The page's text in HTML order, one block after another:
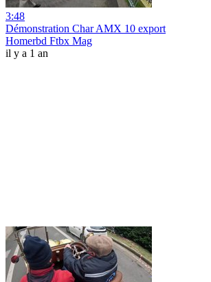
3:48
Démonstration Char AMX 10 export
Homerbd Ftbx Mag
il y a 1 an